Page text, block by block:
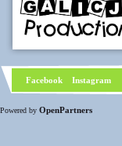
Facebook Instagram
Powered by OpenPartners